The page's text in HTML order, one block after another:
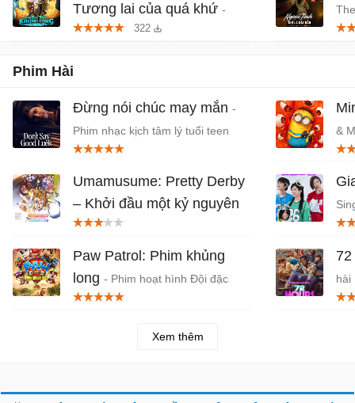
Tương lai của quá khứ -
Phim anime hành động, thần thoại
322
-
Phim Hài
Đừng nói chúc may mắn -
Phim nhạc kịch tâm lý tuổi teen
trên Netflix
Umamusume: Pretty Derby
– Khởi đầu một kỷ nguyên
mới- Phim anime phiêu lưu Nhật
Bản chiếu rạp
Paw Patrol: Phim khủng
long - Phim hoạt hình Đội đặc
nhiệm siêu đẳng 2026
&
hài
Xem thêm